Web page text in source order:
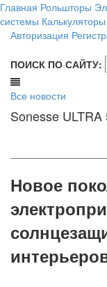
Главная Рольшторы
системы Калькуляторы
Авторизация
ПОИСК ПО САЙТУ:
Все новости
Sonesse ULTRA
Новое